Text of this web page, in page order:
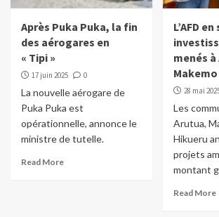
Après Puka Puka, la fin
des aérogares en
« Tipi »
17 juin 2025 0
La nouvelle aérogare de
Puka Puka est
opérationnelle, annonce le
ministre de tutelle.
Read More
L’AFD
menés
28 mai
Les
Arutua,
Hikueru
projets
montant
Read More